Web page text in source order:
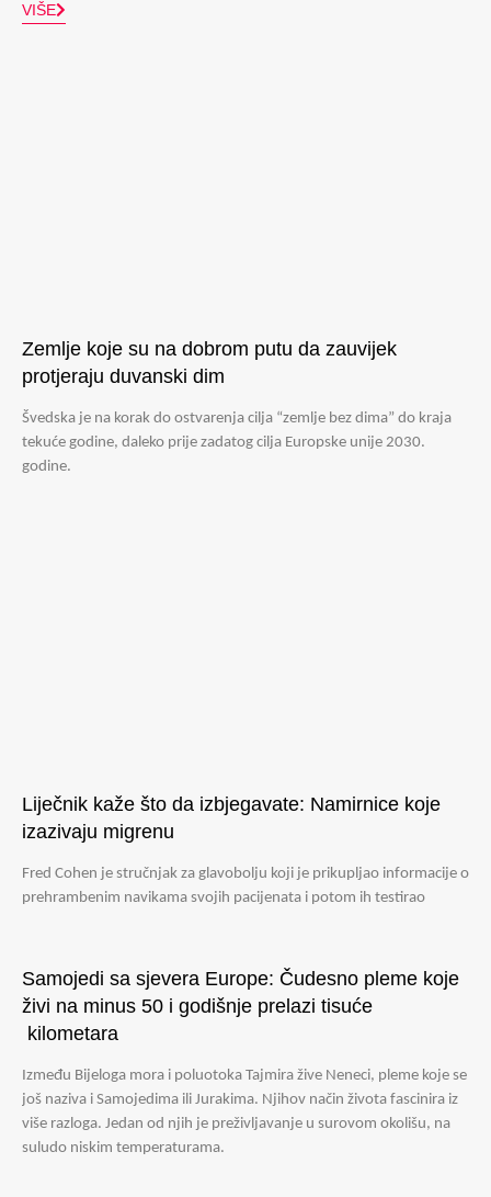
VIŠE
Zemlje koje su na dobrom putu da zauvijek
protjeraju duvanski dim
Švedska je na korak do ostvarenja cilja “zemlje bez dima” do kraja
tekuće godine, daleko prije zadatog cilja Europske unije 2030.
godine.
Liječnik kaže što da izbjegavate: Namirnice koje
izazivaju migrenu
Fred Cohen je stručnjak za glavobolju koji je prikupljao informacije o
prehrambenim navikama svojih pacijenata i potom ih testirao
Samojedi sa sjevera Europe: Čudesno pleme koje
živi na minus 50 i godišnje prelazi tisuće
kilometara
Između Bijeloga mora i poluotoka Tajmira žive Neneci, pleme koje se
još naziva i Samojedima ili Jurakima. Njihov način života fascinira iz
više razloga. Jedan od njih je preživljavanje u surovom okolišu, na
suludo niskim temperaturama.